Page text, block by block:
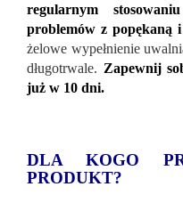
regularnym
problemów z popękaną
żelowe wypełnienie
długotrwale. Zapewnij
już w 10 dni.
DLA KOGO
PRODUKT?